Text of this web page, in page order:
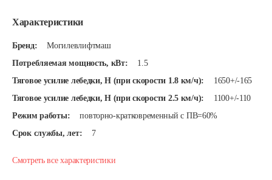
Характеристики
Бренд:
Могилевлифтмаш
Потребляемая мощность, кВт:
1.5
Тяговое усилие лебедки, Н (при скорости 1.8 км/ч):
1650+/-165
Тяговое усилие лебедки, Н (при скорости 2.5 км/ч):
1100+/-110
Режим работы:
повторно-кратковременный с ПВ=60%
Срок службы, лет:
7
Смотреть все характеристики